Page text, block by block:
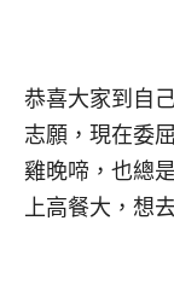
恭喜大家到自
志願，現在委
雞晚啼，也總
上高餐大，想